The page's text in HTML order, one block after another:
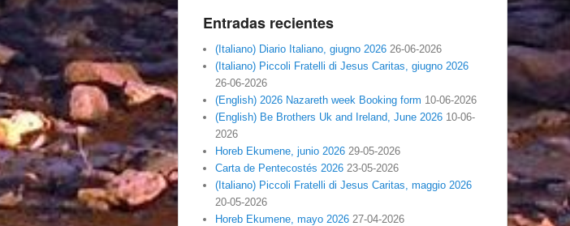
Entradas recientes
(Italiano) Diario Italiano, giugno 2026 26-06-2026
(Italiano) Piccoli Fratelli di Jesus Caritas, giugno 2026
26-06-2026
(English) 2026 Nazareth week Booking form 10-06-2026
(English) Be Brothers Uk and Ireland, June 2026 10-06-
2026
Horeb Ekumene, junio 2026 29-05-2026
Carta de Pentecostés 2026 23-05-2026
(Italiano) Piccoli Fratelli di Jesus Caritas, maggio 2026
20-05-2026
Horeb Ekumene, mayo 2026 27-04-2026